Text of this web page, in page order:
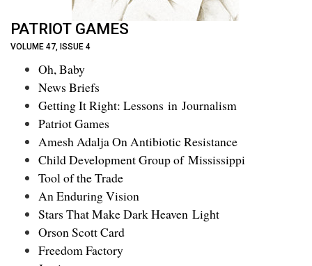
PATRIOT GAMES
VOLUME 47, ISSUE 4
Oh, Baby
News Briefs
Getting It Right: Lessons in Journalism
Patriot Games
Amesh Adalja On Antibiotic Resistance
Child Development Group of Mississippi
Tool of the Trade
An Enduring Vision
Stars That Make Dark Heaven Light
Orson Scott Card
Freedom Factory